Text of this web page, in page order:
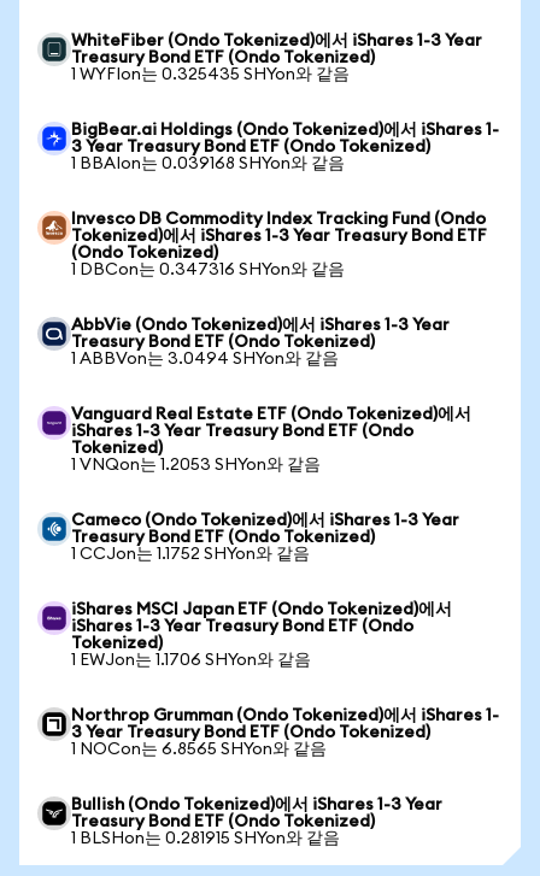
WhiteFiber (Ondo Tokenized)에서 iShares 1-3 Year
Treasury Bond ETF (Ondo Tokenized)
1 WYFIon는 0.325435 SHYon와 같음
BigBear.ai Holdings (Ondo Tokenized)에서 iShares 1-
3 Year Treasury Bond ETF (Ondo Tokenized)
1 BBAIon는 0.039168 SHYon와 같음
Invesco DB Commodity Index Tracking Fund (Ondo
Tokenized)에서 iShares 1-3 Year Treasury Bond ETF
(Ondo Tokenized)
1 DBCon는 0.347316 SHYon와 같음
AbbVie (Ondo Tokenized)에서 iShares 1-3 Year
Treasury Bond ETF (Ondo Tokenized)
1 ABBVon는 3.0494 SHYon와 같음
Vanguard Real Estate ETF (Ondo Tokenized)에서
iShares 1-3 Year Treasury Bond ETF (Ondo
Tokenized)
1 VNQon는 1.2053 SHYon와 같음
Cameco (Ondo Tokenized)에서 iShares 1-3 Year
Treasury Bond ETF (Ondo Tokenized)
1 CCJon는 1.1752 SHYon와 같음
iShares MSCI Japan ETF (Ondo Tokenized)에서
iShares 1-3 Year Treasury Bond ETF (Ondo
Tokenized)
1 EWJon는 1.1706 SHYon와 같음
Northrop Grumman (Ondo Tokenized)에서 iShares 1-
3 Year Treasury Bond ETF (Ondo Tokenized)
1 NOCon는 6.8565 SHYon와 같음
Bullish (Ondo Tokenized)에서 iShares 1-3 Year
Treasury Bond ETF (Ondo Tokenized)
1 BLSHon는 0.281915 SHYon와 같음